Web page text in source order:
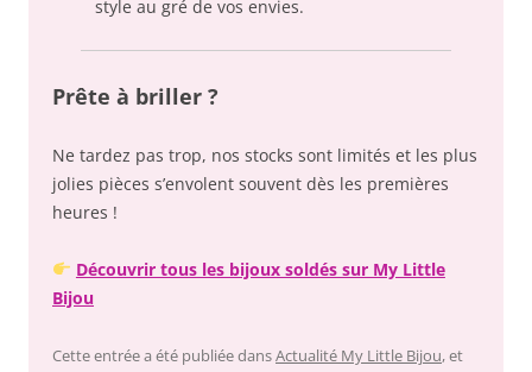
style au gré de vos envies.
Prête à briller ?
Ne tardez pas trop, nos stocks sont limités et les plus
jolies pièces s’envolent souvent dès les premières
heures !
Découvrir tous les bijoux soldés sur My Little
Bijou
Cette entrée a été publiée dansActualité My Little Bijou, et